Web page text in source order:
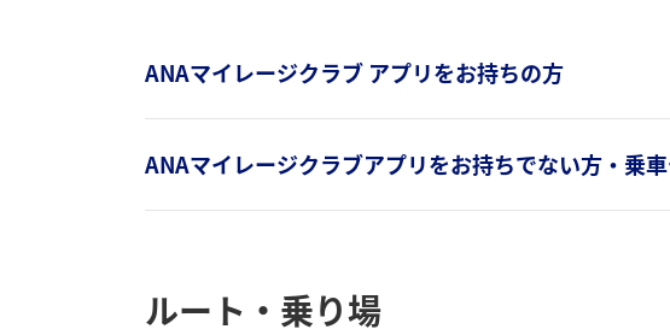
ANAマイレージクラブ アプリをお持ちの方
ANAマイレージクラブアプリをお持ちでない方・乗
ルート・乗り場